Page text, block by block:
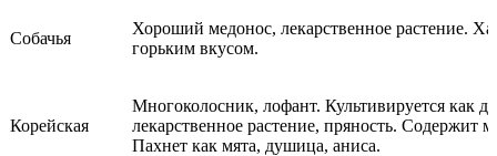
Собачья
Хороший медонос, лекарственное растение.
горьким вкусом.
Корейская
Многоколосник, лофант. Культивируется как
лекарственное растение, пряность. Содержит
Пахнет как мята, душица, аниса.